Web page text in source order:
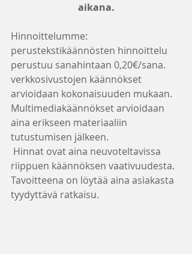
aikana.
Hinnoittelumme:
perustekstikäännösten hinnoittelu
perustuu sanahintaan 0,20€/sana.
verkkosivustojen käännökset
arvioidaan kokonaisuuden mukaan.
Multimediakäännökset arvioidaan
aina erikseen materiaaliin
tutustumisen jälkeen.
riippuen käännöksen vaativuudesta.
Tavoitteena on löytää aina asiakasta
tyydyttävä ratkaisu.